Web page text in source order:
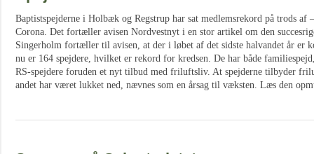
Baptistspejderne i Holbæk og Regstrup har sat medlemsrekord på trods af
Corona. Det fortæller avisen Nordvestnyt i en stor artikel om den
Singerholm fortæller til avisen, at der i løbet af det sidste halvandet år er
nu er 164 spejdere, hvilket er rekord for kredsen. De har både
RS-spejdere foruden et nyt tilbud med friluftsliv. At spejderne tilbyder
andet har været lukket ned, nævnes som en årsag til væksten. Læs den